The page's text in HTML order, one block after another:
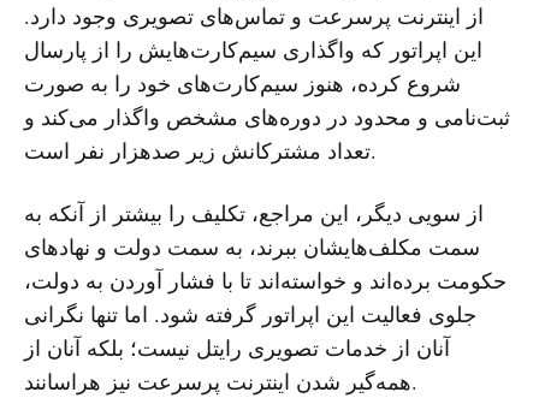
از اینترنت پرسرعت و تماس‌های تصویری وجود دارد.
این اپراتور که واگذاری سیم‌کارت‌هایش را از پارسال
شروع کرده، هنوز سیم‌کارت‌های خود را به صورت
ثبت‌نامی و محدود در دوره‌های مشخص واگذار می‌کند و
تعداد مشترکانش زیر صدهزار نفر است.
از سویی دیگر، این مراجع، تکلیف را بیشتر از آنکه به
سمت مکلف‌هایشان ببرند، به سمت دولت و نهادهای
حکومت برده‌اند و خواسته‌اند تا با فشار آوردن به دولت،
جلوی فعالیت این اپراتور گرفته شود. اما تنها نگرانی
آنان از خدمات تصویری رایتل نیست؛ بلکه آنان از
همه‌گیر شدن اینترنت پرسرعت نیز هراسانند.